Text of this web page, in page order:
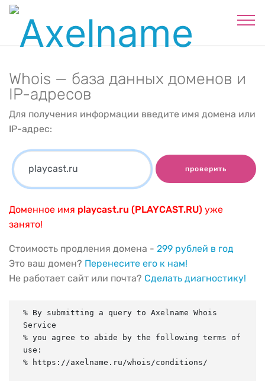
Whois — база данных доменов и
IP-адресов
Для получения информации введите имя домена или
IP-адрес:
проверить
Доменное имя playcast.ru (PLAYCAST.RU) уже
занято!
Стоимость продления домена - 299 рублей в год
Это ваш домен? Перенесите его к нам!
Не работает сайт или почта? Сделать диагностику!
% By submitting a query to Axelname Whois
Service
% you agree to abide by the following terms of
use:
% https://axelname.ru/whois/conditions/